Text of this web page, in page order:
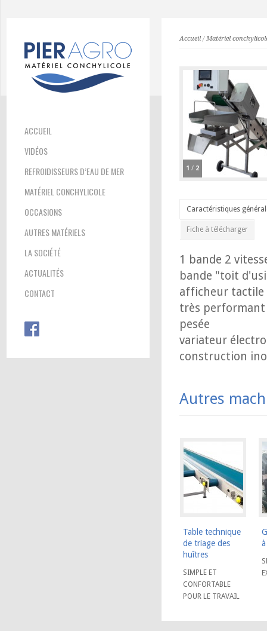
ACCUEIL
VIDÉOS
REFROIDISSEURS D’EAU DE MER
MATÉRIEL CONCHYLICOLE
OCCASIONS
AUTRES MATÉRIELS
LA SOCIÉTÉ
ACTUALITÉS
CONTACT
Accueil/Matériel
1 / 2
Caractéristiques
Fiche à télécharger
1 bande 2
bande "toit
afficheur tactile
très performant
pesée
variateur
construction
Autres
Table technique
de triage des
huîtres
SIMPLE ET
CONFORTABLE
POUR LE TRAVAIL